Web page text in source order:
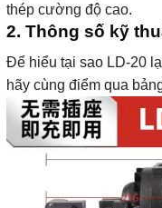
thép cường độ cao.
2. Thông số kỹ
Để hiểu tại sao LD-20
hãy cùng điểm qua